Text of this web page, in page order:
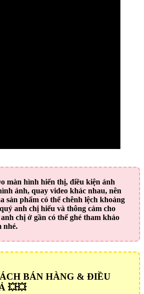
màn hình hiển thị, điều kiện ánh
ảnh, quay video khác nhau, nên
sản phẩm có thể chênh lệch khoảng
anh chị hiểu và thông cảm cho
chị ở gần có thể ghé tham khảo
nhé.
BÁN HÀNG & ĐIỀU
💥💥